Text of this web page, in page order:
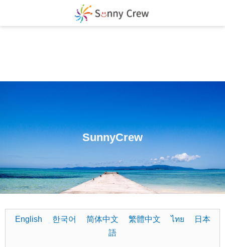
SunnyCrew
English 한국어 简体中文 繁體中文 ไทย
日本
語